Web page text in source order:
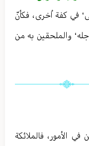
في كفة اُخرى ، فکأنّ
‘ والملحقين به من
الأمور ، فالملائكة